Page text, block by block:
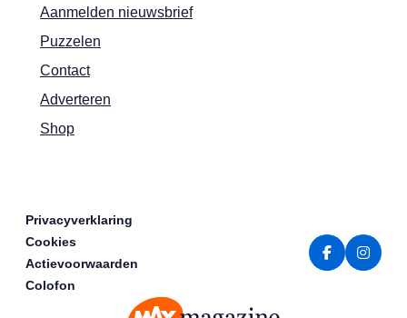
Aanmelden nieuwsbrief
Puzzelen
Contact
Adverteren
Shop
Privacyverklaring
Cookies
Actievoorwaarden
Colofon